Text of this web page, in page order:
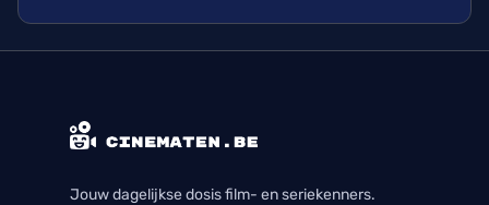
Jouw dagelijkse dosis film- en seriekenners.